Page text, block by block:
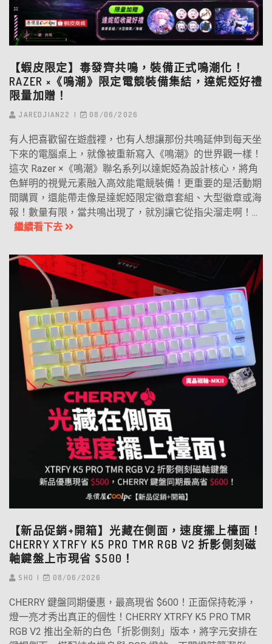
【蝦皮限定】毒發齊共鳴，裝備正式鳴潮化！
RAZER ×《鳴潮》限定電競裝備集結，達妮婭好禮
限量加贈！
JAREDJIAN22 08/06/2026
有人把喜歡留在遊戲裡，也有人想讓那份共鳴延伸到每天坐
下來的電腦桌上，就像被重新寫入《鳴潮》的世界觀一樣！
這次 Razer ×《鳴潮》聯名系列以達妮婭為設計核心，將角
色鮮明的視覺元素融入高效能電競裝備！更重要的是活動期
間購買，還能帶走像是達妮婭限定徽章套組、大型徽章或海
報！數量有限，當共鳴出現了，就別讓它從指尖溜走啊！...
繼續看下去
【新品促銷+開箱】光藏在側面，速度擺上檯面！
CHERRY XTRFY K5 PRO TMR RGB V2 折影側刻磁
軸鍵盤上市現省 $500！
SHO 08/06/2026
CHERRY 鍵盤同期優惠，最高現省 $600！正面保持乾淨，
燈一亮才秀出真正的個性！CHERRY XTRFY K5 PRO TMR
RGB V2 推出全新的白色「折影側刻」版本，將字元安排在